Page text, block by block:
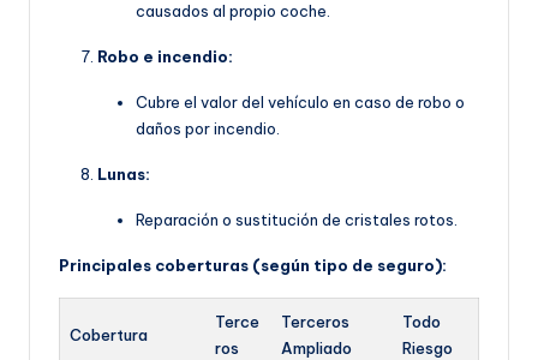
causados al propio coche.
Robo e incendio:
Cubre el valor del vehículo en caso de robo o
daños por incendio.
Lunas:
Reparación o sustitución de cristales rotos.
Principales coberturas (según tipo de seguro):
Cobertura
Terce
ros
Terceros
Ampliado
Todo
Riesgo